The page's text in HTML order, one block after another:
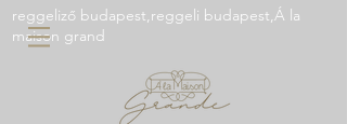
reggeliző budapest,reggeli budapest,Á la
maison grand